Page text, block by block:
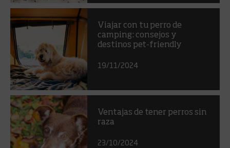
Viajar con tu perro de
camping: consejos y
destinos pet-friendly
19/11/2024
Ventajas de tener perros sin
raza
23/10/2024